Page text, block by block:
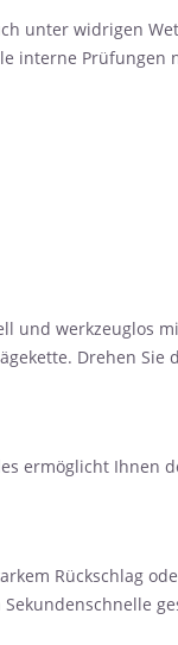
unter widrigen
interne Prüfungen
und werkzeuglos
Drehen Sie
ermöglicht Ihnen
Rückschlag